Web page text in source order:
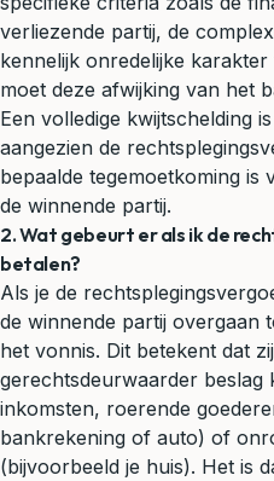
verliezende partij, de
kennelijk onredelijke
moet deze afwijking van het
Een volledige kwijtschelding
aangezien de
bepaalde tegemoetkoming
de winnende partij.
2. Wat gebeurt er als ik de
betalen?
Als je de
de winnende partij overgaan
het vonnis. Dit betekent dat
gerechtsdeurwaarder beslag
inkomsten, roerende
bankrekening of auto) of
(bijvoorbeeld je huis). Het is